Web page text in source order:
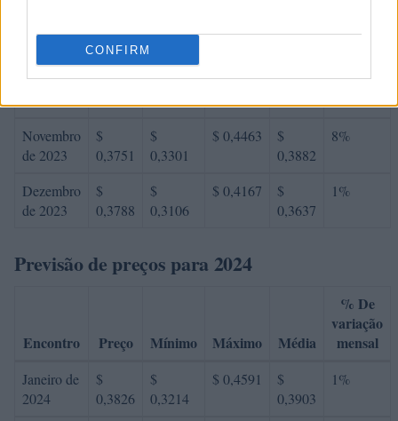
CONFIRM
0,3775
Outubro
$
$
$ 0,3855
$
-8%
Novembro
de 2023
$
0,3751
$
0,3301
$ 0,4463
$
0,3882
8%
Dezembro
de 2023
$
0,3788
$
0,3106
$ 0,4167
$
0,3637
1%
Previsão de preços para 2024
Encontro Preço Mínimo Máximo Média
% De
variação
mensal
Janeiro de
2024
$
0,3826
$
0,3214
$ 0,4591
$
0,3903
1%